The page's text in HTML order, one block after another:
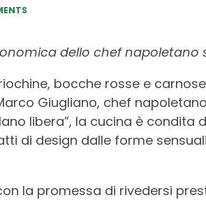
dello chef napoletano
bocche rosse e
Giugliano, chef
libera”, la cucina è condita
di design dalle forme
la promessa di rivedersi